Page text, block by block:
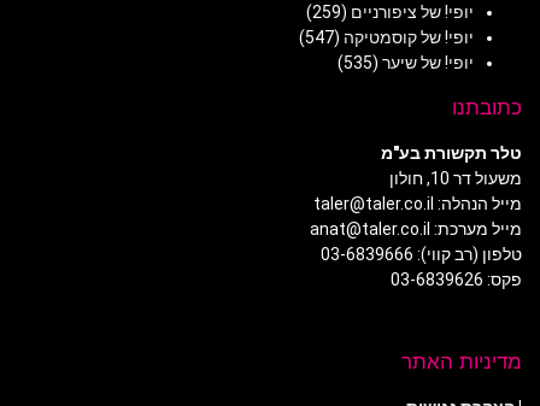
יופי! של ציפורניים (259)
יופי! של קוסמטיקה (547)
יופי! של שיער (535)
כתובתנו
טלר תקשורת בע"מ
משעול דר 10, חולון
מייל הנהלה: taler@taler.co.il
מייל מערכת: anat@taler.co.il
טלפון (רב קווי): 03-6839666
פקס: 03-6839626
מדיניות האתר